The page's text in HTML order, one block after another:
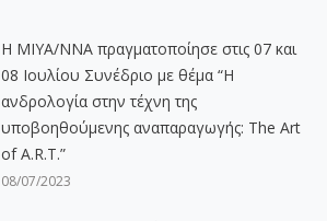
Η ΜΙΥΑ/ΝΝΑ πραγματοποίησε στις 07 και
08 Ιουλίου Συνέδριο με θέμα “Η
ανδρολογία στην τέχνη της
υποβοηθούμενης αναπαραγωγής: The Art
of A.R.T.”
08/07/2023